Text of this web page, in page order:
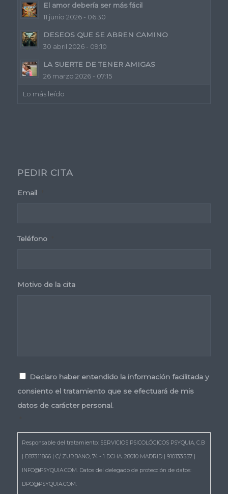
El amor debería ser más fácil
11 junio 2026 - 06:30
DESEOS QUE SE ABREN CAMINO
30 abril 2026 - 09:10
LA SUERTE DE TENER AMIGAS
26 marzo 2026 - 07:15
Lo más leído
PEDIR CITA
Email
Teléfono
Motivo de la cita
Declaro haber entendido la información facilitada y
consiento el tratamiento que se efectuará de mis
datos de carácter personal.
Responsable del tratamiento: SERVICIOS PSICOLÓGICOS PSYQUIA, C.B
| E87311866 | C/ ZURBANO, 74 - 1 DCHA. 28010 MADRID | 910133557 |
INFO@PSYQUIA.COM. Datos del delegado de protección de datos:
DPO@PSYQUIA.COM.